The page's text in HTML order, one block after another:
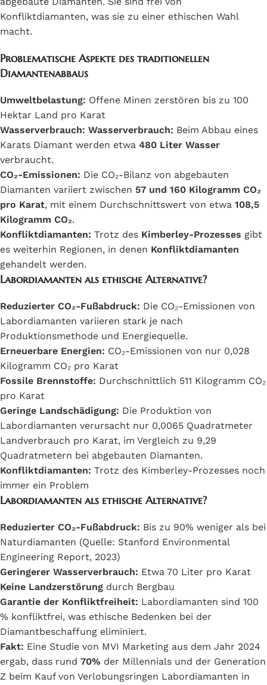
Konfliktdiamanten, was sie zu einer ethischen Wahl
macht.
Problematische Aspekte des traditionellen
Diamantenabbaus
Umweltbelastung: Offene Minen zerstören bis zu 100
Hektar Land pro Karat
Wasserverbrauch: Wasserverbrauch: Beim Abbau eines
Karats Diamant werden etwa 480 Liter Wasser
verbraucht.
CO₂-Emissionen: Die CO₂-Bilanz von abgebauten
Diamanten variiert zwischen 57 und 160 Kilogramm CO₂
pro Karat, mit einem Durchschnittswert von etwa 108,5
Kilogramm CO₂.
Konfliktdiamanten: Trotz des Kimberley-Prozesses gibt
es weiterhin Regionen, in denen Konfliktdiamanten
gehandelt werden.
Labordiamanten als ethische Alternative?
Reduzierter CO₂-Fußabdruck: Die CO₂-Emissionen von
Labordiamanten variieren stark je nach
Produktionsmethode und Energiequelle.
Erneuerbare Energien: CO₂-Emissionen von nur 0,028
Kilogramm CO₂ pro Karat
Fossile Brennstoffe: Durchschnittlich 511 Kilogramm CO₂
pro Karat
Geringe Landschädigung: Die Produktion von
Labordiamanten verursacht nur 0,0065 Quadratmeter
Landverbrauch pro Karat, im Vergleich zu 9,29
Quadratmetern bei abgebauten Diamanten.
Konfliktdiamanten: Trotz des Kimberley-Prozesses noch
immer ein Problem
Labordiamanten als ethische Alternative?
Reduzierter CO₂-Fußabdruck: Bis zu 90% weniger als bei
Naturdiamanten (Quelle: Stanford Environmental
Engineering Report, 2023)
Geringerer Wasserverbrauch: Etwa 70 Liter pro Karat
Keine Landzerstörung durch Bergbau
Garantie der Konfliktfreiheit: Labordiamanten sind 100
% konfliktfrei, was ethische Bedenken bei der
Diamantbeschaffung eliminiert.
Fakt: Eine Studie von MVI Marketing aus dem Jahr 2024
ergab, dass rund 70% der Millennials und der Generation
Z beim Kauf von Verlobungsringen Labordiamanten in